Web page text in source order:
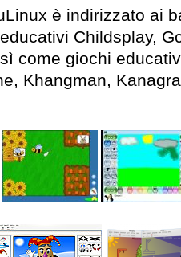
è indirizzato ai
Childsplay,
come giochi
Khangman,